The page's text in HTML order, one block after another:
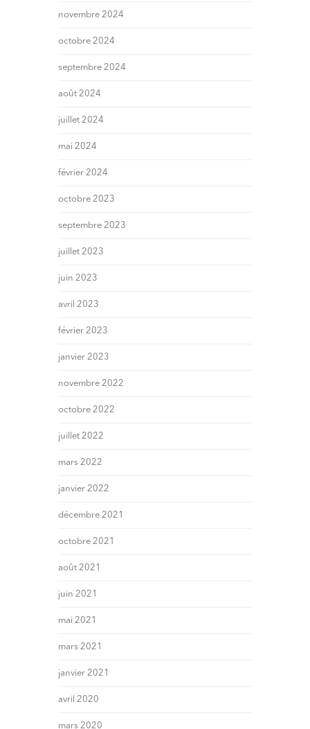
novembre 2024
octobre 2024
septembre 2024
août 2024
juillet 2024
mai 2024
février 2024
octobre 2023
septembre 2023
juillet 2023
juin 2023
avril 2023
février 2023
janvier 2023
novembre 2022
octobre 2022
juillet 2022
mars 2022
janvier 2022
décembre 2021
octobre 2021
août 2021
juin 2021
mai 2021
mars 2021
janvier 2021
avril 2020
mars 2020